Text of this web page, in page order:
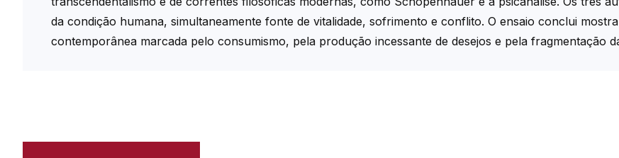
da condição humana, simultaneamente fonte de vitalidade, sofrimento e conflito. O ensaio conclui
contemporânea marcada pelo consumismo, pela produção incessante de desejos e pela fragmentação